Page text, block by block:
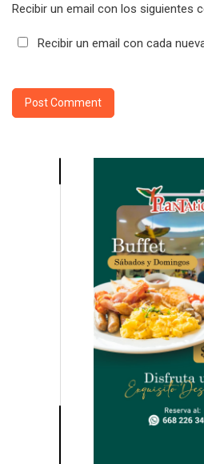
Recibir un email con los siguientes
Recibir un email con cada